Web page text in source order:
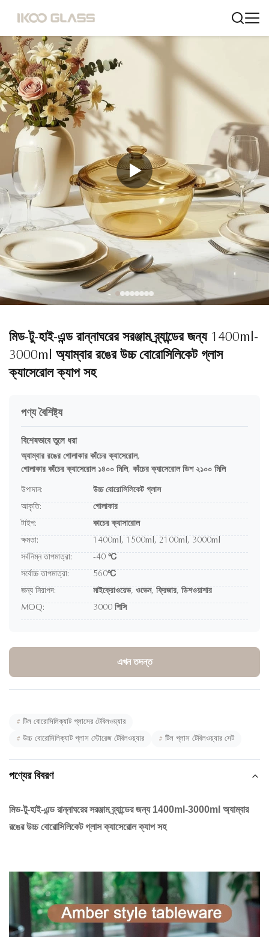
মিড-টু-হাই-এন্ড রান্নাঘরের সরঞ্জাম ব্র্যান্ডের জন্য 1400ml-
3000ml অ্যাম্বার রঙের উচ্চ বোরোসিলিকেট গ্লাস
ক্যাসেরোল ক্যাপ সহ
পণ্য বৈশিষ্ট্য
বিশেষভাবে তুলে ধরা
অ্যাম্বার রঙের গোলাকার কাঁচের ক্যাসেরোল,
গোলাকার কাঁচের ক্যাসেরোল ১৪০০ মিলি, কাঁচের ক্যাসেরোল ডিশ ২১০০ মিলি
উপাদান:
উচ্চ বোরোসিলিকেট গ্লাস
আকৃতি:
গোলাকার
টাইপ:
কাচের ক্যাসারোল
ক্ষমতা:
1400ml, 1500ml, 2100ml, 3000ml
সর্বনিম্ন তাপমাত্রা:
-40 ℃
সর্বোচ্চ তাপমাত্রা:
560℃
জন্য নিরাপদ:
মাইক্রোওয়েভ, ওভেন, ফ্রিজার, ডিশওয়াশার
MOQ:
3000 পিসি
এখন তদন্ত
# টিল বোরোসিলিক্যাট গ্লাসের টেবিলওয়্যার
# উচ্চ বোরোসিলিক্যাট গ্লাস স্টোরেজ টেবিলওয়্যার # টিল গ্লাস টেবিলওয়্যার সেট
পণ্যের বিবরণ
মিড-টু-হাই-এন্ড রান্নাঘরের সরঞ্জাম ব্র্যান্ডের জন্য 1400ml-3000ml অ্যাম্বার
রঙের উচ্চ বোরোসিলিকেট গ্লাস ক্যাসেরোল ক্যাপ সহ